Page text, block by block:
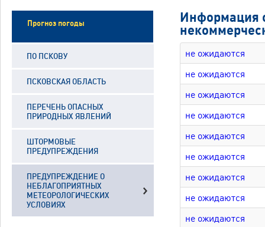
Прогноз погоды
ПО ПСКОВУ
ПСКОВСКАЯ ОБЛАСТЬ
ПЕРЕЧЕНЬ ОПАСНЫХ
ПРИРОДНЫХ ЯВЛЕНИЙ
ШТОРМОВЫЕ
ПРЕДУПРЕЖДЕНИЯ
ПРЕДУПРЕЖДЕНИЕ О
НЕБЛАГОПРИЯТНЫХ
МЕТЕОРОЛОГИЧЕСКИХ
УСЛОВИЯХ
Информация
не ожидаются
не ожидаются
не ожидаются
не ожидаются
не ожидаются
не ожидаются
не ожидаются
не ожидаются
не ожидаются